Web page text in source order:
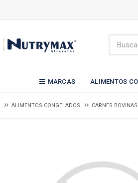
MARCAS ALIMENTOS
ALIMENTOS CONGELADOS CARNES BOVINAS